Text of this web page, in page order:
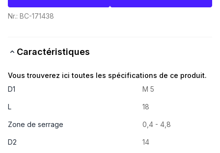
Nr.: BC-171438
Caractéristiques
Vous trouverez ici toutes les spécifications de ce produit.
D1
M 5
L 18
Zone de serrage 0,4 - 4,8
D2 14